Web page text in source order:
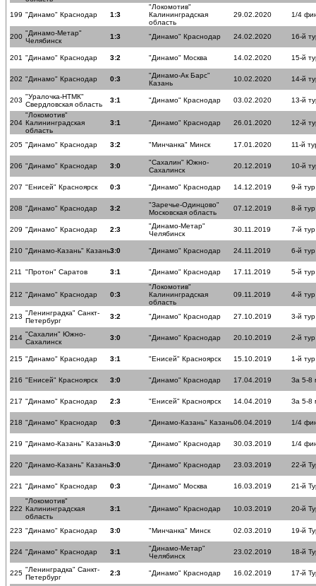
199 "Динамо" Краснодар 1:3
"Локомотив"
Калининградская
область
29.02.2020 1/4
200 "Динамо-Метар"
Челябинск
1:3 "Динамо" Краснодар 24.02.2020 16-й
201 "Динамо" Краснодар 3:2 "Динамо" Москва 14.02.2020 15-й
202 "Динамо" Краснодар 0:3
"Динамо-Ак Барс"
Казань
10.02.2020 14-й
203 "Уралочка-НТМК"
Свердловская область
3:1 "Динамо" Краснодар 03.02.2020 13-й
204
"Локомотив"
Калининградская
область
3:1 "Динамо" Краснодар 26.01.2020 12-й
205 "Динамо" Краснодар 3:2 "Минчанка" Минск 17.01.2020 11-й
206 "Динамо" Краснодар 3:0
"Сахалин" Южно-
Сахалинск
20.12.2019 10-й
207 "Енисей" Красноярск 0:3 "Динамо" Краснодар 14.12.2019 9-й тур
208 "Динамо" Краснодар 3:2
"Заречье-Одинцово"
Московская область
07.12.2019 8-й тур
209 "Динамо" Краснодар 2:3
"Динамо-Метар"
Челябинск
30.11.2019 7-й тур
210 "Динамо-Казань" Казань3:0 "Динамо" Краснодар 24.11.2019 6-й тур
211 "Протон" Саратов 3:1 "Динамо" Краснодар 17.11.2019 5-й тур
212 "Динамо" Краснодар 0:3
"Локомотив"
Калининградская
область
09.11.2019 4-й тур
213 "Ленинградка" Санкт-
Петербург
3:2 "Динамо" Краснодар 27.10.2019 3-й тур
214 "Сахалин" Южно-
Сахалинск
3:0 "Динамо" Краснодар 20.10.2019 2-й тур
215 "Динамо" Краснодар 3:1 "Енисей" Красноярск 15.10.2019 1-й тур
216 "Енисей" Красноярск 3:0 "Динамо" Краснодар 17.04.2019 За 5-8
217 "Динамо" Краснодар 2:3 "Енисей" Красноярск 14.04.2019 За 5-8
218 "Динамо" Краснодар 0:3 "Динамо-Казань" Казань06.04.2019 1/4
219 "Динамо-Казань" Казань3:0 "Динамо" Краснодар 30.03.2019 1/4
220 "Динамо-Казань" Казань3:0 "Динамо" Краснодар 23.03.2019 22-й
221 "Динамо" Краснодар 0:3 "Динамо" Москва 16.03.2019 21-й
222
"Локомотив"
Калининградская
область
3:1 "Динамо" Краснодар 10.03.2019 20-й
223 "Динамо" Краснодар 3:0 "Минчанка" Минск 02.03.2019 19-й
224 "Динамо" Краснодар 3:1
"Динамо-Метар"
Челябинск
23.02.2019 18-й
225 "Ленинградка" Санкт-
Петербург
2:3 "Динамо" Краснодар 16.02.2019 17-й